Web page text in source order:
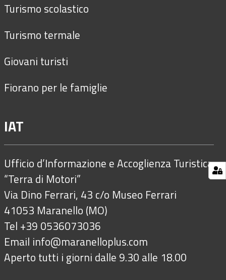
Turismo scolastico
Turismo termale
Giovani turisti
Fiorano per le famiglie
IAT
Ufficio d’Informazione e Accoglienza Turistica
“Terra di Motori”
Via Dino Ferrari, 43 c/o Museo Ferrari
41053 Maranello (MO)
Tel +39 0536073036
Email info@maranelloplus.com
Aperto tutti i giorni dalle 9.30 alle 18.00